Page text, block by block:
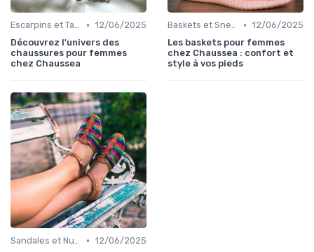
Escarpins et Talons • 12/06/2025
Découvrez l'univers des
chaussures pour femmes
chez Chaussea
Baskets et Sneakers • 12/06/2025
Les baskets pour femmes
chez Chaussea : confort et
style à vos pieds
Sandales et Nu-pieds • 12/06/2025